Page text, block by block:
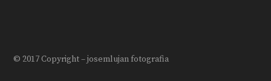
© 2017 Copyright – josemlujan fotografia